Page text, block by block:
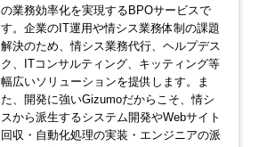
の業務効率化を実現するBPOサービスで
す。企業のIT運用や情シス業務体制の課題
解決のため、情シス業務代行、ヘルプデス
ク、ITコンサルティング、キッティング等
幅広いソリューションを提供します。ま
た、開発に強いGizumoだからこそ、情シ
スから派生するシステム開発やWebサイト
回収・自動化処理の実装・エンジニアの派